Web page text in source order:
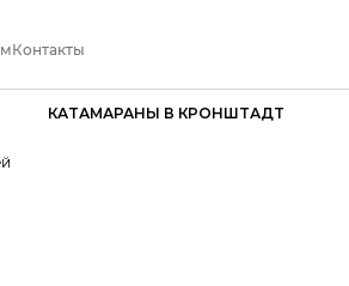
Контакты
КАТАМАРАНЫ В КРОНШТАДТ